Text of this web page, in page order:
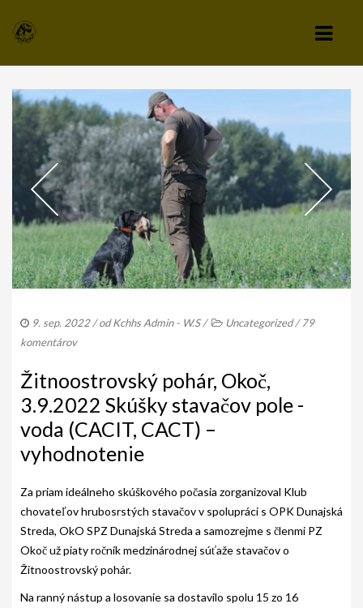
KLUB
VÝBOR KLUBU
STANOVY KLUBU
CHOVATEĽSKÝ A ZÁPISNÝ PORIADOK
SPRAVODAJCA
TLAČIVÁ A PRIHLÁŠKY
ZÁPISNICE Z ČLENSKEJ SCHÔDZE
AKO BYT ČLENOM KCHHS
OZNAMY / NEWS
DEUTSCH DRAHTHAAR
PODMIENKY CHOVNOSTI
CHOVNÉ PSY
CHOVNÉ SUKY
CHOVATEĽSKÉ STANICE
9. sep. 2022/ odKchhs Admin - W.S/ Uncategorized/79
komentárov
Žitnoostrovský pohár, Okoč,
3.9.2022 Skúšky stavačov pole -
voda (CACIT, CACT) –
vyhodnotenie
Za priam ideálneho skúškového počasia zorganizoval Klub
chovateľov hrubosrstých stavačov v spolupráci s OPK Dunajská
Streda, OkO SPZ Dunajská Streda a samozrejme s členmi PZ
Okoč už piaty ročník medzinárodnej súťaže stavačov o
Žitnoostrovský pohár.
Na ranný nástup a losovanie sa dostavilo spolu 15 zo 16